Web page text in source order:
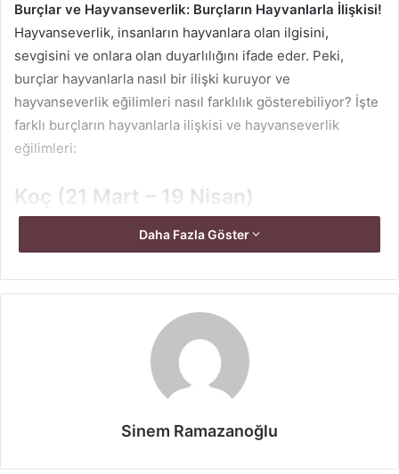
Burçlar ve Hayvanseverlik: Burçların Hayvanlarla İlişkisi!
Hayvanseverlik, insanların hayvanlara olan ilgisini,
sevgisini ve onlara olan duyarlılığını ifade eder. Peki,
burçlar hayvanlarla nasıl bir ilişki kuruyor ve
hayvanseverlik eğilimleri nasıl farklılık gösterebiliyor? İşte
farklı burçların hayvanlarla ilişkisi ve hayvanseverlik
eğilimleri:
Koç (21 Mart – 19 Nisan)
Koç burçları, enerjik ve hareketli doğaları nedeniyle evcil
hayvanlarla uyumlu olabilir. Genellikle köpekler ve atlar
gibi aktif ve oyun oynamayı seven hayvanları tercih
onlarla eğlenceli aktiviteler yapmaktan keyif alırlar.
Boğa (20 Nisan – 20 Mayıs)
sevdiği için hayvanseverlik eğilimine sahip olabilirler.
Daha Fazla Göster
Sinem Ramazanoğlu